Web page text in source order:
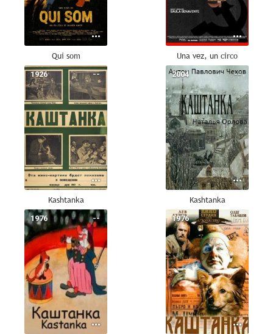
Qui som Una vez, un circo
--
1926
Kashtanka
--
2004
Kashtanka
--
1976 --
1976